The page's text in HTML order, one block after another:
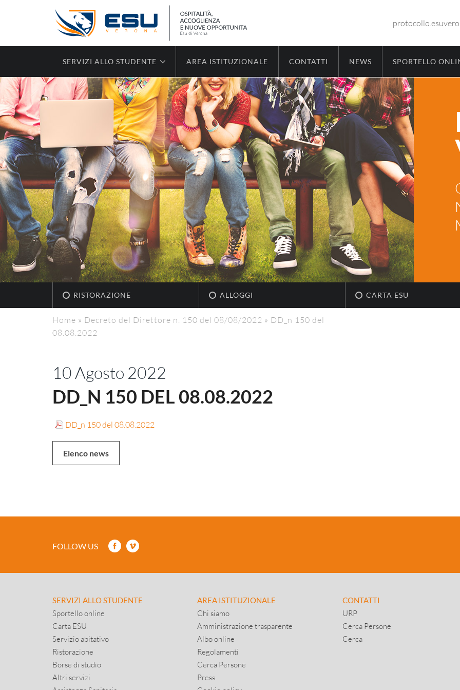
SERVIZI ALLO STUDENTE AREA ISTITUZIONALE CONTATTI NEWS SPORTELLO
RISTORAZIONE ALLOGGI CARTA ESU
Home » Decreto del Direttore n. 150 del 08/08/2022 » DD_n 150 del
08.08.2022
10 Agosto 2022
DD_N 150 DEL 08.08.2022
DD_n 150 del 08.08.2022
Elenco news
FOLLOW US
SERVIZI ALLO STUDENTE
Sportello online
Carta ESU
Servizio abitativo
Ristorazione
Borse di studio
Altri servizi
AREA ISTITUZIONALE
Chi siamo
Amministrazione trasparente
Albo online
Regolamenti
Cerca Persone
Press
CONTATTI
URP
Cerca Persone
Cerca